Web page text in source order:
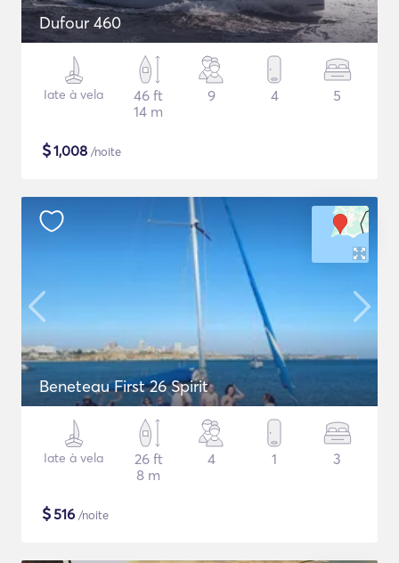
Dufour 460
Iate à vela
46 ft
14 m
9 4 5
$1,008 /noite
Beneteau First 26 Spirit
Iate à vela
26 ft
8 m
4 1 3
$516 /noite